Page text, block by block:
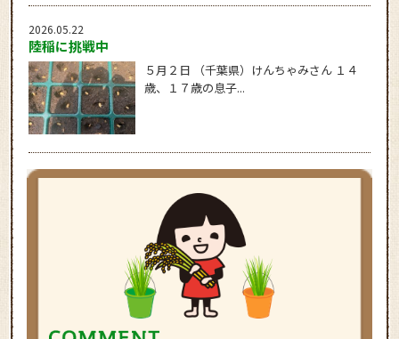
2026.05.22
陸稲に挑戦中
５月２日 （千葉県）けんちゃみさん １４
歳、１７歳の息子...